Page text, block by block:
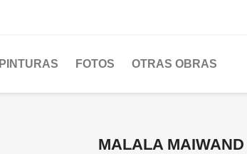
PINTURAS FOTOS OTRAS OBRAS
MALALA MAIWAND